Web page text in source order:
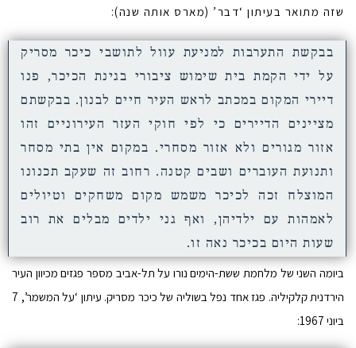
שזה מתואר בעיתון ‘דבר’ (מארס אותה שנה):
בבקשת התערבות למניעת עוול לתושבי כיכר מסריק
על ידי הקמת בית שימוש ציבורי בגינת הכיכר, פנו
דיירי המקום במכתב לראש העיר חיים לבנון. בבקשתם
מציינים הדיירים כי לפי חוקי העזר העירוניים זהו
אזור מגורים ולא אזור מסחרי. במקום אין בתי מסחר
ותנועת העוברים ושבים קטנה. רחוב זה שעקב תכנונו
המוצלח זכה לכיכר משמש מקום משחקים וטיולים
לאמהות עם ילדיהן, ואף גני ילדים מבלים את רוב
שעות היום בכיכר נאה זו.
ביומה השני של מלחמת ששת-הימים נורו על תל-אביב מספר פגזים מכיוון העיר
הירדנית קלקיליה. פגז אחד נפל בשוליה של כיכר מסריק. עיתון ‘על המשמר’, 7
ביוני 1967: